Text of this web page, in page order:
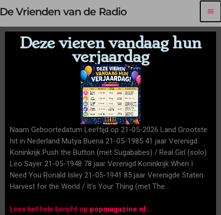
De Vrienden van de Radio menu
Deze vieren vandaag hun
verjaardag
Naam Geboortedatum Leeftijd op 21-05-2026 Land Grootste
hit in Nederland Mutya Buena 21-05-1985 41 jaar Verenigd
Koninkrijk Push the Button (met Sugababes) / Real Girl (solo)
Leo Sayer 21-05-1948 78 jaar Verenigd Koninkrijk When I
Need You Ronald Isley 21-05-1941 85 jaar Verenigde Staten
Harvest for the World / It’s Your Thing (met The…
Lees het hele bericht op popmagazine.nl …